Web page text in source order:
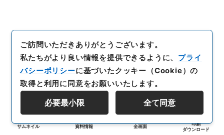
サムネイル 資料情報 全画面
印刷
ダウンロード
ご訪問いただきありがとうございます。
私たちがより良い情報を提供できるように、 プライ
バシーポリシーに基づいたクッキー（Cookie）の
取得と利用に同意をお願いいたします。
必要最小限 全て同意